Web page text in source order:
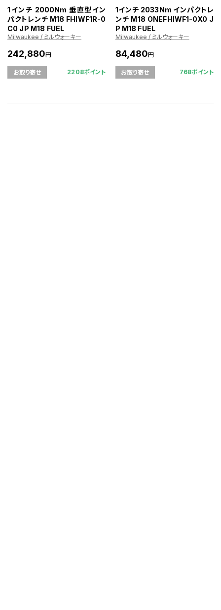
1インチ 2000Nm 垂直型イン
パクトレンチ M18 FHIWF1R-0
C0 JP M18 FUEL
Milwaukee / ミルウォーキー
242,880円
お取り寄せ 2208ポイント
1インチ 2033Nm インパクトレ
ンチ M18 ONEFHIWF1-0X0 J
P M18 FUEL
Milwaukee / ミルウォーキー
84,480円
お取り寄せ 768ポイント